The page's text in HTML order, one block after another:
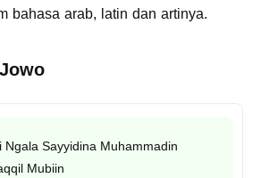
bahasa arab, latin dan artinya.
Ngala Sayyidina Muhammadin
Mubiin